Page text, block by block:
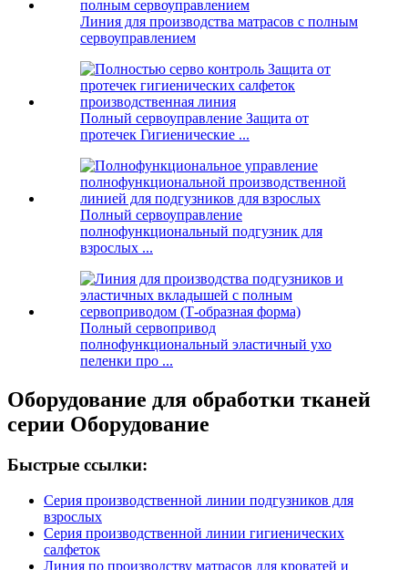
Линия для производства матрасов с полным
сервоуправлением
Полный сервоуправление Защита от
протечек Гигиенические ...
Полный сервоуправление
полнофункциональный подгузник для
взрослых ...
Полный сервопривод
полнофункциональный эластичный ухо
пеленки про ...
Оборудование для обработки тканей
серии Оборудование
Быстрые ссылки:
Серия производственной линии подгузников для
взрослых
Серия производственной линии гигиенических
салфеток
Линия по производству матрасов для кроватей и